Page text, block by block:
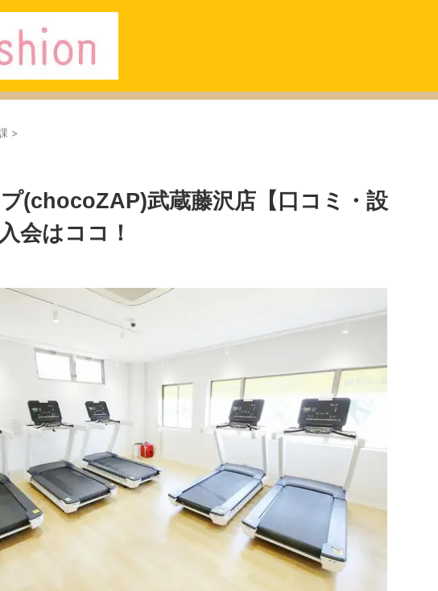
>
(chocoZAP)武蔵藤沢店【口コミ・設
会はココ！